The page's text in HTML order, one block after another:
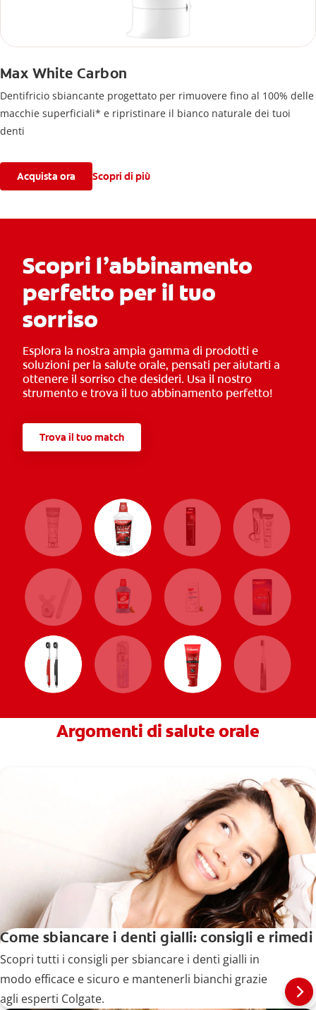
Max White Carbon
Dentifricio sbiancante progettato per rimuovere fino al 100% delle
macchie superficiali* e ripristinare il bianco naturale dei tuoi
denti
Acquista ora Scopri di più
Scopri l’abbinamento
perfetto per il tuo
sorriso
Esplora la nostra ampia gamma di prodotti e
soluzioni per la salute orale, pensati per aiutarti a
ottenere il sorriso che desideri. Usa il nostro
strumento e trova il tuo abbinamento perfetto!
Trova il tuo match
Argomenti di salute orale
Come sbiancare i denti gialli: consigli e rimedi
Scopri tutti i consigli per sbiancare i denti gialli in
modo efficace e sicuro e mantenerli bianchi grazie
agli esperti Colgate.